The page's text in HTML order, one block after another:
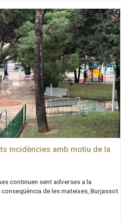
incidències amb motiu de la
continuen sent adverses a la
de les mateixes, Burjassot